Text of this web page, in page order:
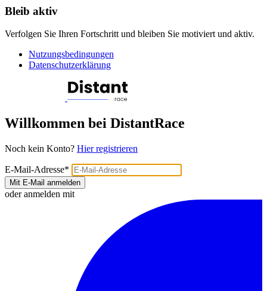
Bleib aktiv
Verfolgen Sie Ihren Fortschritt und bleiben Sie motiviert und aktiv.
Nutzungsbedingungen
Datenschutzerklärung
Willkommen bei DistantRace
Noch kein Konto? Hier registrieren
E-Mail-Adresse*
Mit E-Mail anmelden
oder anmelden mit